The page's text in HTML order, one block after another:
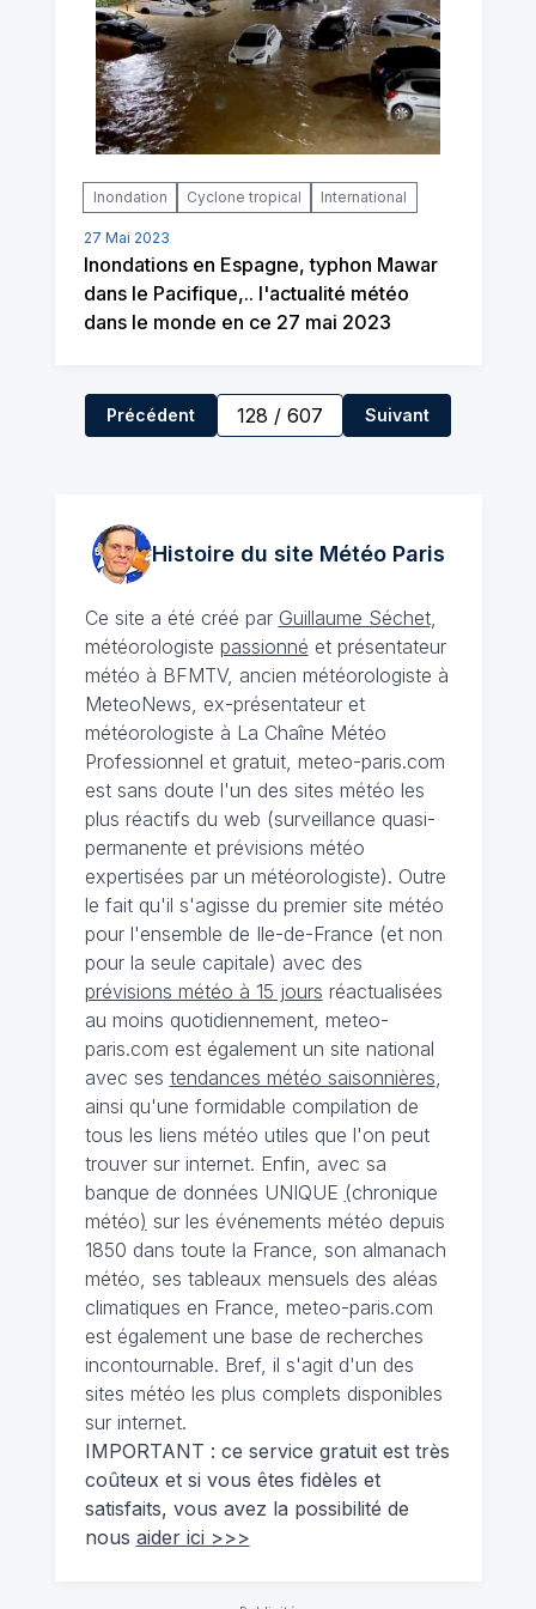
Inondation Cyclone tropical International
27 Mai 2023
Inondations en Espagne, typhon Mawar
dans le Pacifique,.. l'actualité météo
dans le monde en ce 27 mai 2023
Précédent 128 / 607 Suivant
Histoire du site MétéoParis
Ce site a été créé par Guillaume Séchet,
météorologiste passionné et présentateur
météo à BFMTV, ancien météorologiste à
MeteoNews, ex-présentateur et
météorologiste à La Chaîne Météo
Professionnel et gratuit, meteo-paris.com
est sans doute l'un des sites météo les
plus réactifs du web (surveillance quasi-
permanente et prévisions météo
expertisées par un météorologiste). Outre
le fait qu'il s'agisse du premier site météo
pour l'ensemble de Ile-de-France (et non
pour la seule capitale) avec des
prévisions météo à 15 jours réactualisées
au moins quotidiennement, meteo-
paris.com est également un site national
avec ses tendances météo saisonnières,
ainsi qu'une formidable compilation de
tous les liens météo utiles que l'on peut
trouver sur internet. Enfin, avec sa
banque de données UNIQUE (chronique
météo) sur les événements météo depuis
1850 dans toute la France, son almanach
météo, ses tableaux mensuels des aléas
climatiques en France, meteo-paris.com
est également une base de recherches
incontournable. Bref, il s'agit d'un des
sites météo les plus complets disponibles
sur internet.
IMPORTANT : ce service gratuit est très
coûteux et si vous êtes fidèles et
satisfaits, vous avez la possibilité de
nous aider ici >>>